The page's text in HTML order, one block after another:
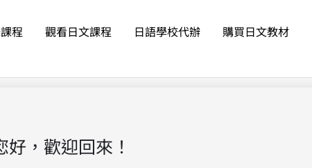
程 觀看日文課程 日語學校代辦 購買日文教材
好，歡迎回來！